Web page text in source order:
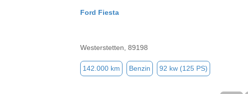
Ford Fiesta
Westerstetten, 89198
142.000 km Benzin 92 kw (125 PS)